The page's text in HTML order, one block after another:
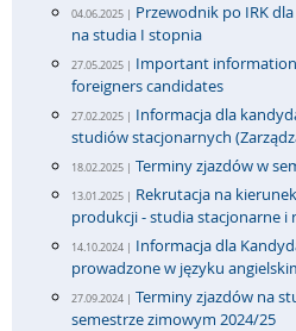
04.06.2025 | Przewodnik po IRK
na studia I stopnia
27.05.2025 | Important
foreigners candidates
27.02.2025 | Informacja dla
studiów stacjonarnych
18.02.2025 | Terminy zjazdów w
13.01.2025 | Rekrutacja na
produkcji - studia stacjonarne i
14.10.2024 | Informacja dla
prowadzone w języku
27.09.2024 | Terminy zjazdów na
semestrze zimowym 2024/25